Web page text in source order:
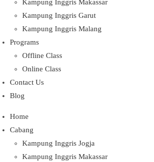
Kampung Inggris Makassar
Kampung Inggris Garut
Kampung Inggris Malang
Programs
Offline Class
Online Class
Contact Us
Blog
Home
Cabang
Kampung Inggris Jogja
Kampung Inggris Makassar